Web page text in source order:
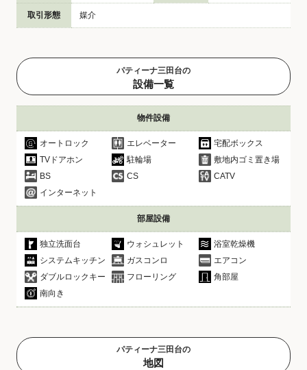
取引形態 媒介
パティーナ三田台の
設備一覧
物件設備
オートロック エレベーター
宅配ボックス
TVドアホン
駐輪場
敷地内ゴミ置き場
BS
CS
CATV
インターネット
部屋設備
独立洗面台 ウォシュレット
浴室乾燥機
システムキッチン
ガスコンロ
エアコン
ダブルロックキー
フローリング
角部屋
南向き
パティーナ三田台の
地図